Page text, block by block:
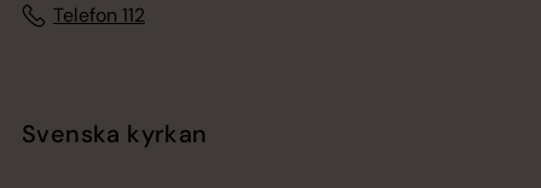
Telefon 112
Svenska kyrkan